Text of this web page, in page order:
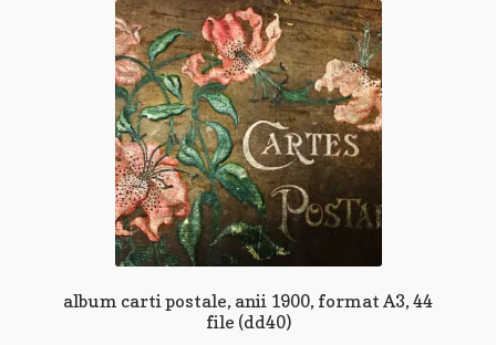
album carti postale, anii 1900, format A3, 44
file (dd40)